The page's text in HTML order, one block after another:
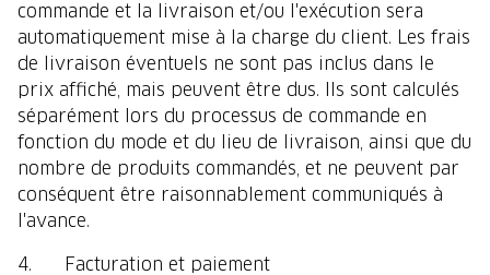
commande et la livraison et/ou l'exécution sera
automatiquement mise à la charge du client. Les frais
de livraison éventuels ne sont pas inclus dans le
prix affiché, mais peuvent être dus. Ils sont calculés
séparément lors du processus de commande en
fonction du mode et du lieu de livraison, ainsi que du
nombre de produits commandés, et ne peuvent par
conséquent être raisonnablement communiqués à
l'avance.
4. Facturation et paiement